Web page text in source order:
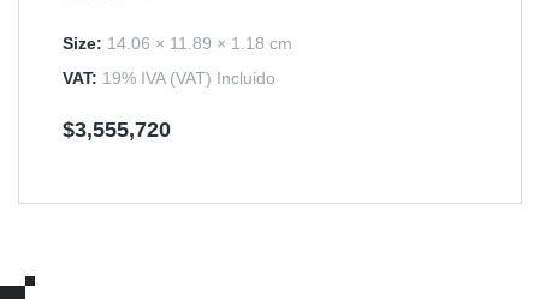
3.50
Size: 14.06 × 11.89 × 1.18 cm
VAT: 19% IVA (VAT) Incluido
$3,555,720